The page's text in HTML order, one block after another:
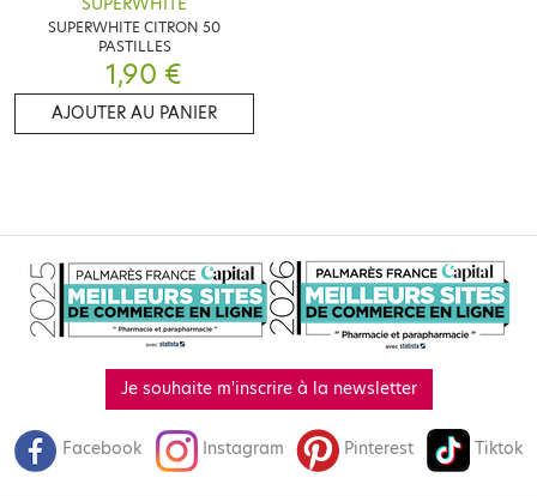
SUPERWHITE CITRON 50
PASTILLES
1,90 €
AJOUTER AU PANIER
Je souhaite m'inscrire à la newsletter
Facebook Instagram Pinterest Tiktok